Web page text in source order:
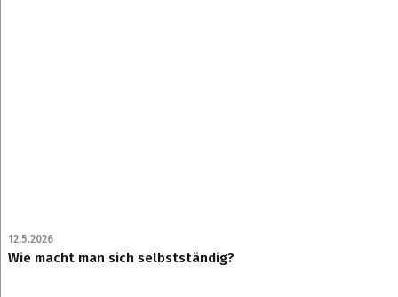
12.5.2026
Wie macht man sich selbstständig?